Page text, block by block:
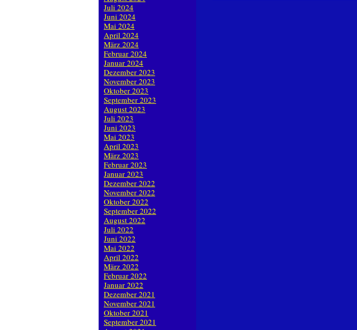
Juli 2024
Juni 2024
Mai 2024
April 2024
März 2024
Februar 2024
Januar 2024
Dezember 2023
November 2023
Oktober 2023
September 2023
August 2023
Juli 2023
Juni 2023
Mai 2023
April 2023
März 2023
Februar 2023
Januar 2023
Dezember 2022
November 2022
Oktober 2022
September 2022
August 2022
Juli 2022
Juni 2022
Mai 2022
April 2022
März 2022
Februar 2022
Januar 2022
Dezember 2021
November 2021
Oktober 2021
September 2021